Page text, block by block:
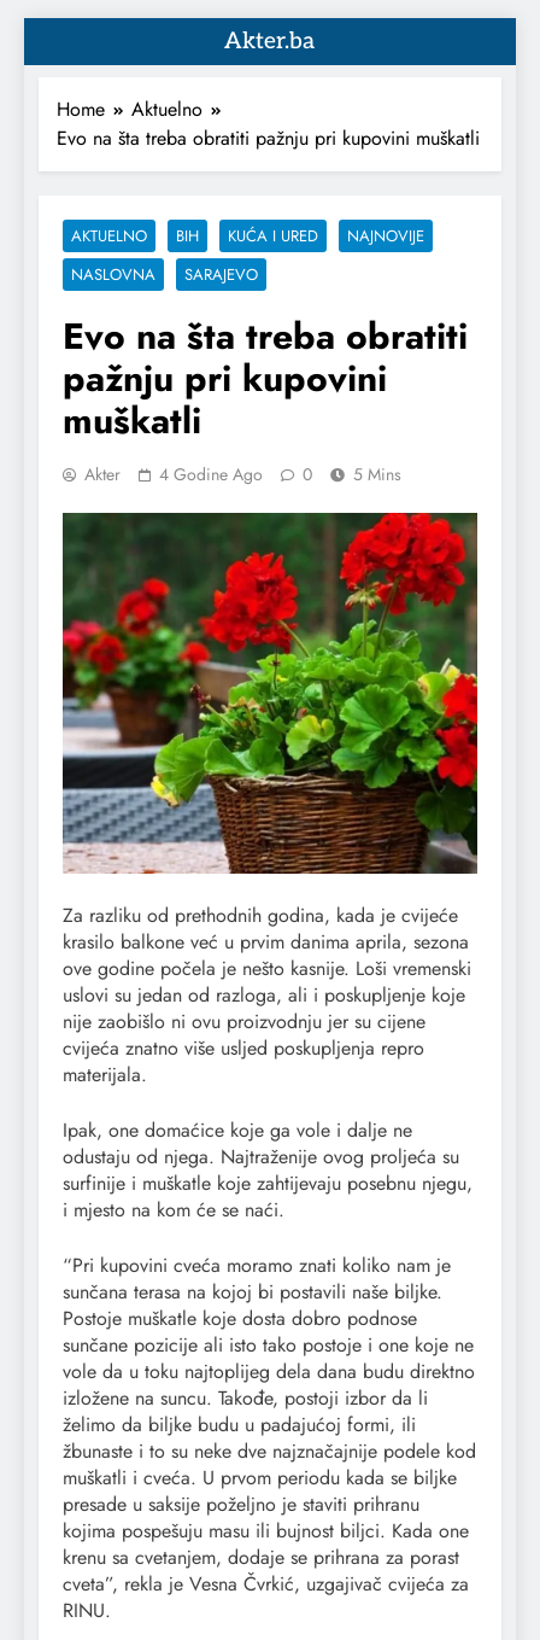
Akter.ba
Home
Aktuelno
Evo na šta treba obratiti pažnju pri kupovini muškatli
AKTUELNO BIH KUĆA I URED
NAJNOVIJE
NASLOVNA
SARAJEVO
Evo na šta treba obratiti
pažnju pri kupovini
muškatli
Akter 4 Godine Ago 0 5 Mins
Za razliku od prethodnih godina, kada je cvijeće
krasilo balkone već u prvim danima aprila, sezona
ove godine počela je nešto kasnije. Loši vremenski
uslovi su jedan od razloga, ali i poskupljenje koje
nije zaobišlo ni ovu proizvodnju jer su cijene
cvijeća znatno više usljed poskupljenja repro
materijala.
Ipak, one domaćice koje ga vole i dalje ne
odustaju od njega. Najtraženije ovog proljeća su
surfinije i muškatle koje zahtijevaju posebnu njegu,
i mjesto na kom će se naći.
“Pri kupovini cveća moramo znati koliko nam je
sunčana terasa na kojoj bi postavili naše biljke.
Postoje muškatle koje dosta dobro podnose
sunčane pozicije ali isto tako postoje i one koje ne
vole da u toku najtoplijeg dela dana budu direktno
izložene na suncu. Takođe, postoji izbor da li
želimo da biljke budu u padajućoj formi, ili
žbunaste i to su neke dve najznačajnije podele kod
muškatli i cveća. U prvom periodu kada se biljke
presade u saksije poželjno je staviti prihranu
kojima pospešuju masu ili bujnost biljci. Kada one
krenu sa cvetanjem, dodaje se prihrana za porast
cveta”, rekla je Vesna Čvrkić, uzgajivač cvijeća za
RINU.